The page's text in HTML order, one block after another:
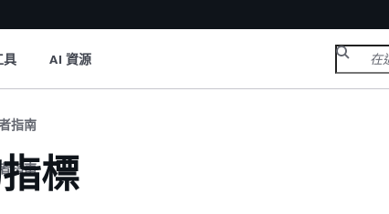
具 AI 資源
指南
指南 標